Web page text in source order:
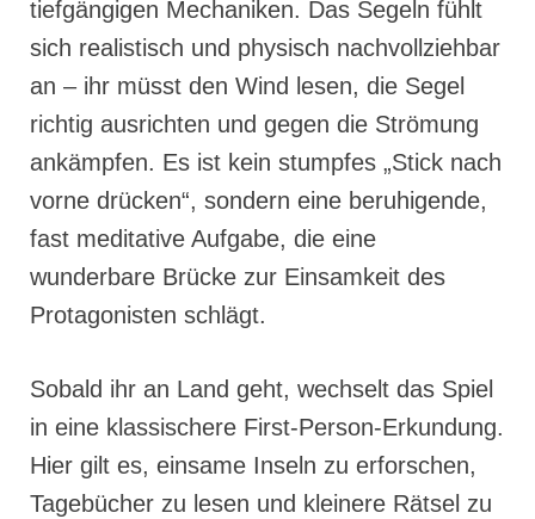
tiefgängigen Mechaniken. Das Segeln fühlt
sich realistisch und physisch nachvollziehbar
an – ihr müsst den Wind lesen, die Segel
richtig ausrichten und gegen die Strömung
ankämpfen. Es ist kein stumpfes „Stick nach
vorne drücken“, sondern eine beruhigende,
fast meditative Aufgabe, die eine
wunderbare Brücke zur Einsamkeit des
Protagonisten schlägt.
Sobald ihr an Land geht, wechselt das Spiel
in eine klassischere First-Person-Erkundung.
Hier gilt es, einsame Inseln zu erforschen,
Tagebücher zu lesen und kleinere Rätsel zu